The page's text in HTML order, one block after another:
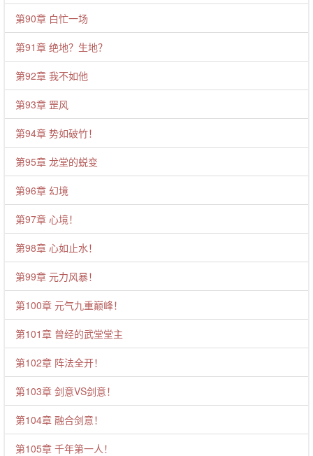
第90章 白忙一场
第91章 绝地？生地？
第92章 我不如他
第93章 罡风
第94章 势如破竹！
第95章 龙堂的蜕变
第96章 幻境
第97章 心境！
第98章 心如止水！
第99章 元力风暴！
第100章 元气九重巅峰！
第101章 曾经的武堂堂主
第102章 阵法全开！
第103章 剑意VS剑意！
第104章 融合剑意！
第105章 千年第一人！